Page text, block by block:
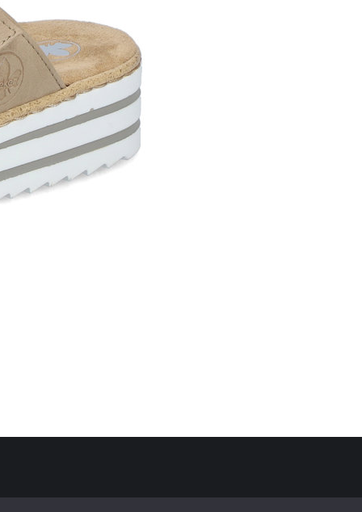
Politique de confidentialité Mentions Légales Contact